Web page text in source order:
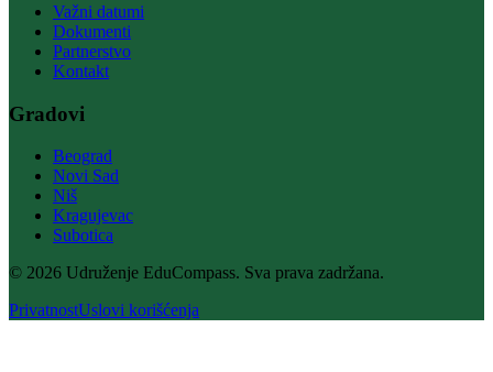
Važni datumi
Dokumenti
Partnerstvo
Kontakt
Gradovi
Beograd
Novi Sad
Niš
Kragujevac
Subotica
© 2026 Udruženje EduCompass. Sva prava zadržana.
PrivatnostUslovi korišćenja